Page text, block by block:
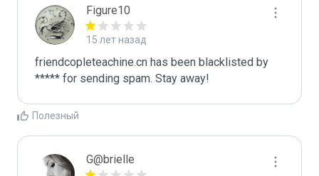
Figure10
15 лет назад
friendcopleteachine.cn has been blacklisted by
***** for sending spam. Stay away!
Полезный
G@brielle